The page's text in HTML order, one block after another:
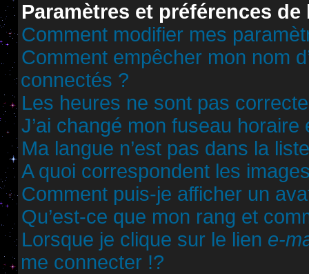
Paramètres et préférences de
Comment modifier mes
Comment empêcher mon nom
connectés ?
Les heures ne sont pas
J’ai changé mon fuseau
Ma langue n’est pas dans la
A quoi correspondent les
Comment puis-je afficher un
Qu’est-ce que mon rang et
Lorsque je clique sur le lien e-
me connecter !?